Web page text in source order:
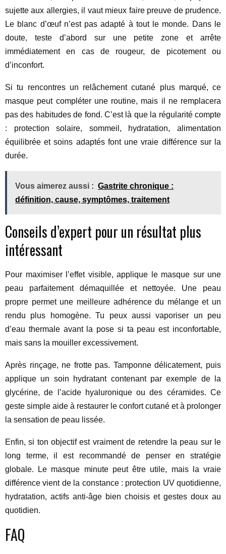
sujette aux allergies, il vaut mieux faire preuve de prudence.
Le blanc d’œuf n’est pas adapté à tout le monde. Dans le
doute, teste d’abord sur une petite zone et arrête
immédiatement en cas de rougeur, de picotement ou
d’inconfort.
Si tu rencontres un relâchement cutané plus marqué, ce
masque peut compléter une routine, mais il ne remplacera
pas des habitudes de fond. C’est là que la régularité compte
: protection solaire, sommeil, hydratation, alimentation
équilibrée et soins adaptés font une vraie différence sur la
durée.
Vous aimerez aussi : Gastrite chronique :
définition, cause, symptômes, traitement
Conseils d’expert pour un résultat plus
intéressant
Pour maximiser l’effet visible, applique le masque sur une
peau parfaitement démaquillée et nettoyée. Une peau
propre permet une meilleure adhérence du mélange et un
rendu plus homogène. Tu peux aussi vaporiser un peu
d’eau thermale avant la pose si ta peau est inconfortable,
mais sans la mouiller excessivement.
Après rinçage, ne frotte pas. Tamponne délicatement, puis
applique un soin hydratant contenant par exemple de la
glycérine, de l’acide hyaluronique ou des céramides. Ce
geste simple aide à restaurer le confort cutané et à prolonger
la sensation de peau lissée.
Enfin, si ton objectif est vraiment de retendre la peau sur le
long terme, il est recommandé de penser en stratégie
globale. Le masque minute peut être utile, mais la vraie
différence vient de la constance : protection UV quotidienne,
hydratation, actifs anti-âge bien choisis et gestes doux au
quotidien.
FAQ